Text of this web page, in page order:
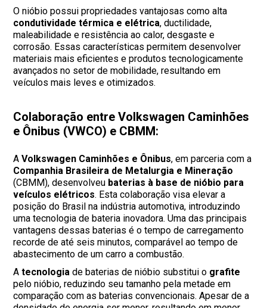
O nióbio possui propriedades vantajosas como alta
condutividade térmica e elétrica, ductilidade,
maleabilidade e resistência ao calor, desgaste e
corrosão. Essas características permitem desenvolver
materiais mais eficientes e produtos tecnologicamente
avançados no setor de mobilidade, resultando em
veículos mais leves e otimizados.
Colaboração entre Volkswagen Caminhões
e Ônibus (VWCO) e CBMM:
AVolkswagen Caminhões e Ônibus, em parceria com a
Companhia Brasileira de Metalurgia e Mineração
(CBMM), desenvolveu baterias à base de nióbio para
veículos elétricos. Esta colaboração visa elevar a
posição do Brasil na indústria automotiva, introduzindo
uma tecnologia de bateria inovadora. Uma das principais
vantagens dessas baterias é o tempo de carregamento
recorde de até seis minutos, comparável ao tempo de
abastecimento de um carro a combustão.
Atecnologia de baterias de nióbio substitui o grafite
pelo nióbio, reduzindo seu tamanho pela metade em
comparação com as baterias convencionais. Apesar de a